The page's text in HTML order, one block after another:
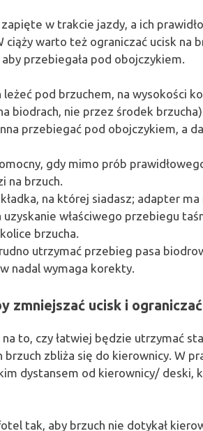
w trakcie jazdy, a ich
warto też ograniczać ucisk na
przebiegała pod obojczykiem.
leżeć pod brzuchem, na wysokości
biodrach, nie przez środek
przebiegać pod obojczykiem, a
gdy mimo prób
na brzuch.
na której siadasz; adapter
właściwego przebiegu
brzucha.
utrzymać przebieg pasa
nadal wymaga korekty.
zmniejszać ucisk i
to, czy łatwiej będzie utrzymać
zbliża się do kierownicy. W
dystansem od kierownicy/ deski,
tak, aby brzuch nie dotykał